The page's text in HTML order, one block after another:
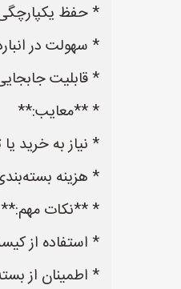
* حفظ یکپارچگی
* سهولت در
* قابلیت
* **معایب:**
* نیاز به خرید
* هزینه
* **نکات مهم:**
* استفاده از
* اطمینان از